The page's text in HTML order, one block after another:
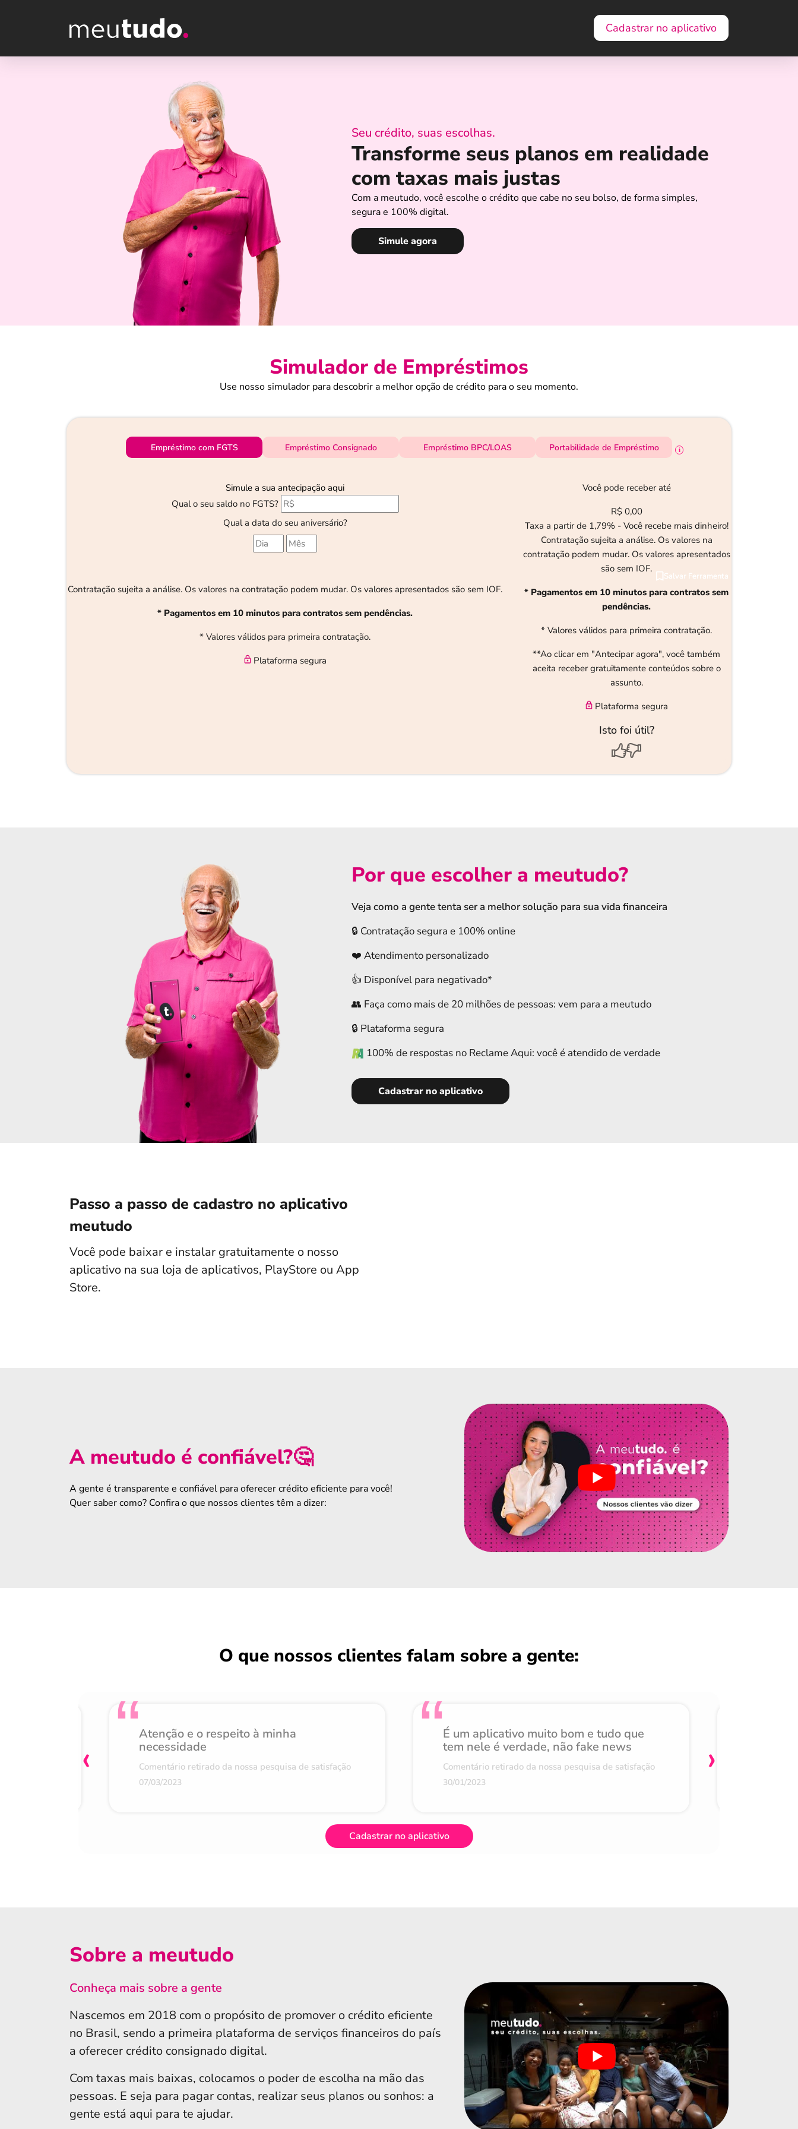
Cadastrar no aplicativo
Seu crédito, suas escolhas.
Transforme seus planos em realidade
com taxas mais justas
Com a meutudo, você escolhe o crédito que cabe no seu bolso, de forma simples,
segura e 100% digital.
Simule agora
Simulador de Empréstimos
Use nosso simulador para descobrir a melhor opção de crédito para o seu momento.
Salvar Ferramenta
Empréstimo com FGTS Empréstimo Consignado Empréstimo BPC/LOAS Portabilidade de Empréstimo
Salvar Ferramenta
Simule a sua antecipação aqui
Qual o seu saldo no FGTS?
Qual a data do seu aniversário?
Contratação sujeita a análise. Os valores na contratação podem mudar. Os valores apresentados são sem IOF.
* Pagamentos em 10 minutos para contratos sem pendências.
* Valores válidos para primeira contratação.
Plataforma segura
Você pode receber até
R$ 0,00
Taxa a partir de 1,79% - Você recebe mais dinheiro!
Contratação sujeita a análise. Os valores na
contratação podem mudar. Os valores apresentados
são sem IOF.
* Pagamentos em 10 minutos para contratos sem
pendências.
* Valores válidos para primeira contratação.
**Ao clicar em "Antecipar agora", você também
aceita receber gratuitamente conteúdos sobre o
assunto.
Plataforma segura
Isto foi útil?
Por que escolher a meutudo?
Veja como a gente tenta ser a melhor solução para sua vida financeira
🔒 Contratação segura e 100% online
❤️ Atendimento personalizado
👍 Disponível para negativado*
👥 Faça como mais de 20 milhões de pessoas: vem para a meutudo
🔒 Plataforma segura
100% de respostas no Reclame Aqui: você é atendido de verdade
Cadastrar no aplicativo
Passo a passo de cadastro no aplicativo
meutudo
Você pode baixar e instalar gratuitamente o nosso
aplicativo na sua loja de aplicativos, PlayStore ou App
Store.
A meutudo é confiável?🤔
A gente é transparente e confiável para oferecer crédito eficiente para você!
Quer saber como? Confira o que nossos clientes têm a dizer:
O que nossos clientes falam sobre a gente:
Atenção e o respeito à minha
necessidade
Comentário retirado da nossa pesquisa de satisfação
07/03/2023
É um aplicativo muito bom e tudo que
tem nele é verdade, não fake news
Comentário retirado da nossa pesquisa de satisfação
30/01/2023
‹ ›
Cadastrar no aplicativo
Sobre a meutudo
Conheça mais sobre a gente
Nascemos em 2018 com o propósito de promover o crédito eficiente
no Brasil, sendo a primeira plataforma de serviços financeiros do país
a oferecer crédito consignado digital.
Com taxas mais baixas, colocamos o poder de escolha na mão das
pessoas. E seja para pagar contas, realizar seus planos ou sonhos: a
gente está aqui para te ajudar.